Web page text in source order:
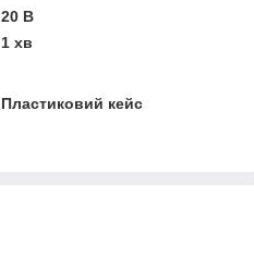
20 В
1 хв
Пластиковий кейс